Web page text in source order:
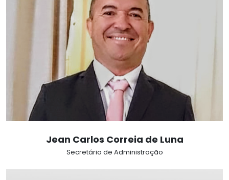
Jean Carlos Correia de Luna
Secretário de Administração